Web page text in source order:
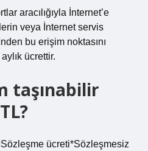
aracılığıyla İnternet’e
veya İnternet servis
bu erişim noktasını
ücrettir.
taşınabilir
ücreti*Sözleşmesiz